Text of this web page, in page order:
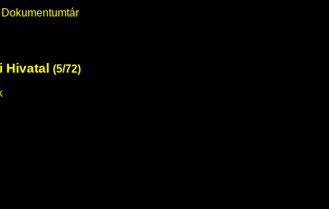
Dokumentumtár
Hivatal (5/72)